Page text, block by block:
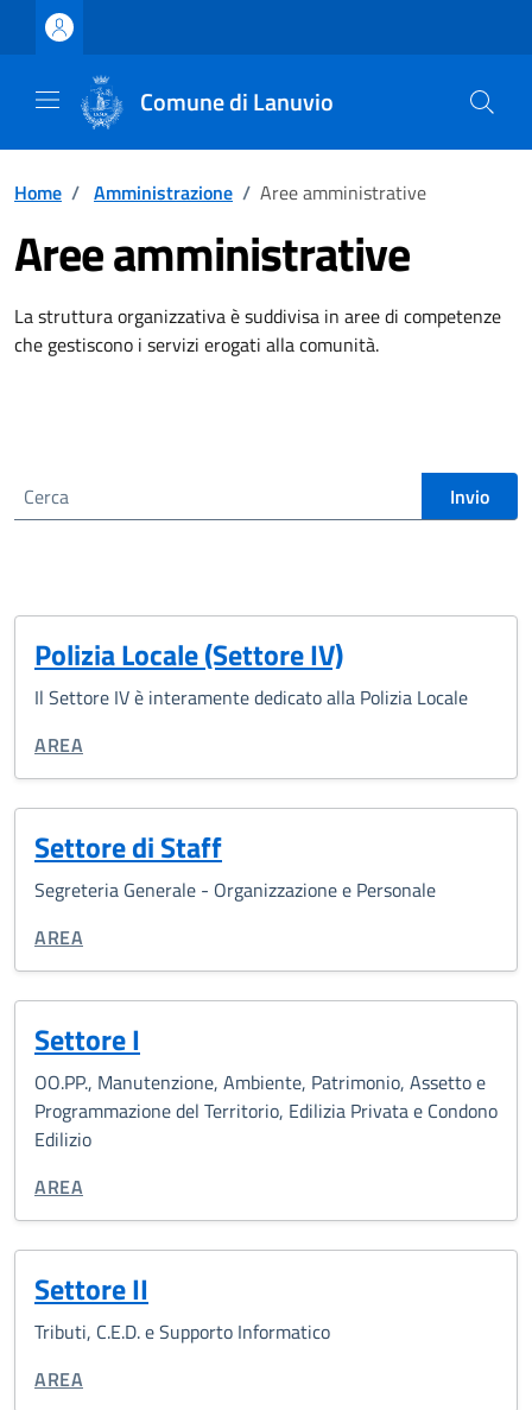
Vai ai contenuti
Vai al footer
Comune di Lanuvio
Home / Amministrazione / Aree amministrative
Aree amministrative
La struttura organizzativa è suddivisa in aree di competenze
che gestiscono i servizi erogati alla comunità.
Cerca nel sito Invio
Polizia Locale (Settore IV)
Il Settore IV è interamente dedicato alla Polizia Locale
CATEGORIA CORRELATA:
AREA
Settore di Staff
Segreteria Generale - Organizzazione e Personale
CATEGORIA CORRELATA:
AREA
Settore I
OO.PP., Manutenzione, Ambiente, Patrimonio, Assetto e
Programmazione del Territorio, Edilizia Privata e Condono
Edilizio
CATEGORIA CORRELATA:
AREA
Settore II
Tributi, C.E.D. e Supporto Informatico
CATEGORIA CORRELATA:
AREA